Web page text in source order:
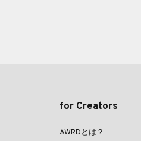
for Creators
AWRDとは？